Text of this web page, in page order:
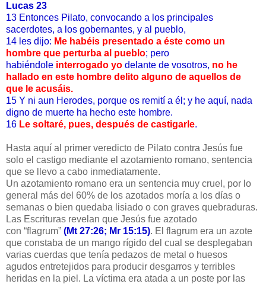
Lucas 23
13 Entonces Pilato, convocando a los principales
sacerdotes, a los gobernantes, y al pueblo,
14 les dijo: Me habéis presentado a éste como un
hombre que perturba al pueblo; pero
habiéndole interrogado yo delante de vosotros, no he
hallado en este hombre delito alguno de aquellos de
que le acusáis.
15 Y ni aun Herodes, porque os remití a él; y he aquí, nada
digno de muerte ha hecho este hombre.
16 Le soltaré, pues, después de castigarle.
Hasta aquí al primer veredicto de Pilato contra Jesús fue
solo el castigo mediante el azotamiento romano, sentencia
que se llevo a cabo inmediatamente.
Un azotamiento romano era un sentencia muy cruel, por lo
general más del 60% de los azotados moría a los días o
semanas o bien quedaba lisiado o con graves quebraduras.
Las Escrituras revelan que Jesús fue azotado
con “flagrum” (Mt 27:26; Mr 15:15). El flagrum era un azote
que constaba de un mango rígido del cual se desplegaban
varias cuerdas que tenía pedazos de metal o huesos
agudos entretejidos para producir desgarros y terribles
heridas en la piel. La víctima era atada a un poste por las